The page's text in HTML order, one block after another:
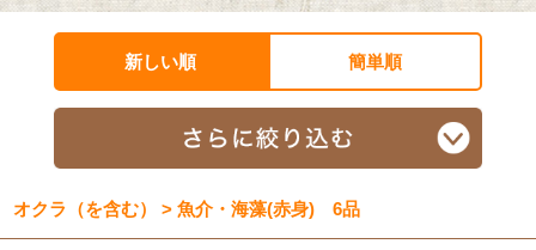
新しい順 簡単順
オクラ（を含む） > 魚介・海藻(赤身) 6品